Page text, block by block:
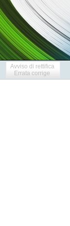
Avviso di rettifica
Errata corrige